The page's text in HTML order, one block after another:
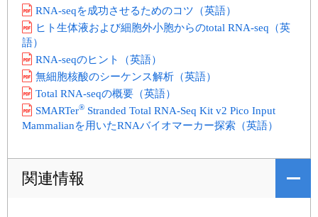
RNA-seqを成功させるためのコツ（英語）
ヒト生体液および細胞外小胞からのtotal RNA-seq（英
語）
RNA-seqのヒント（英語）
無細胞核酸のシーケンス解析（英語）
Total RNA-seqの概要（英語）
SMARTer® Stranded Total RNA-Seq Kit v2 Pico Input
Mammalianを用いたRNAバイオマーカー探索（英語）
関連情報